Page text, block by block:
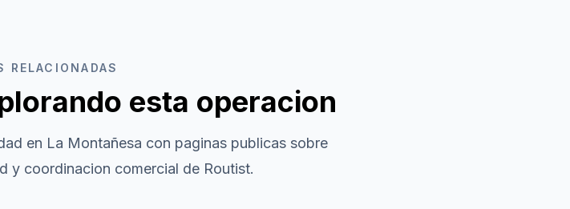
RELACIONADAS
esta operacion
en La Montañesa con paginas publicas sobre
y coordinacion comercial de Routist.